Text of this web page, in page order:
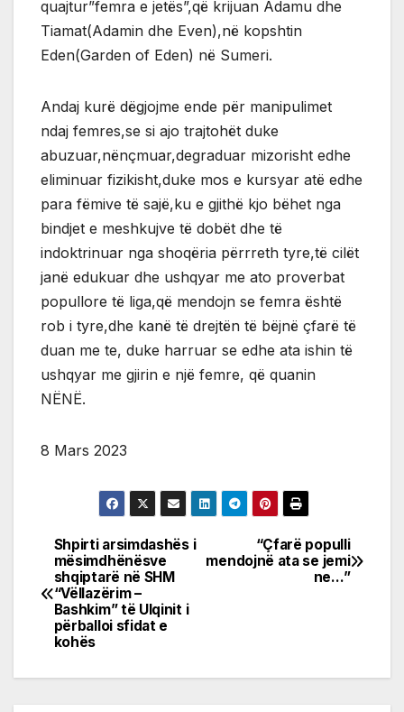
quajtur”femra e jetës”,që krijuan Adamu dhe
Tiamat(Adamin dhe Even),në kopshtin
Eden(Garden of Eden) në Sumeri.
Andaj kurë dëgjojme ende për manipulimet
ndaj femres,se si ajo trajtohët duke
abuzuar,nënçmuar,degraduar mizorisht edhe
eliminuar fizikisht,duke mos e kursyar atë edhe
para fëmive të sajë,ku e gjithë kjo bëhet nga
bindjet e meshkujve të dobët dhe të
indoktrinuar nga shoqëria përrreth tyre,të cilët
janë edukuar dhe ushqyar me ato proverbat
popullore të liga,që mendojn se femra është
rob i tyre,dhe kanë të drejtën të bëjnë çfarë të
duan me te, duke harruar se edhe ata ishin të
ushqyar me gjirin e një femre, që quanin
NËNË.
8 Mars 2023
Post
navigation
“Çfarë populli
mendojnë ata se jemi
ne…”
Shpirti arsimdashës i
mësimdhënësve
shqiptarë në SHM
“Vëllazërim –
Bashkim” të Ulqinit i
përballoi sfidat e
kohës